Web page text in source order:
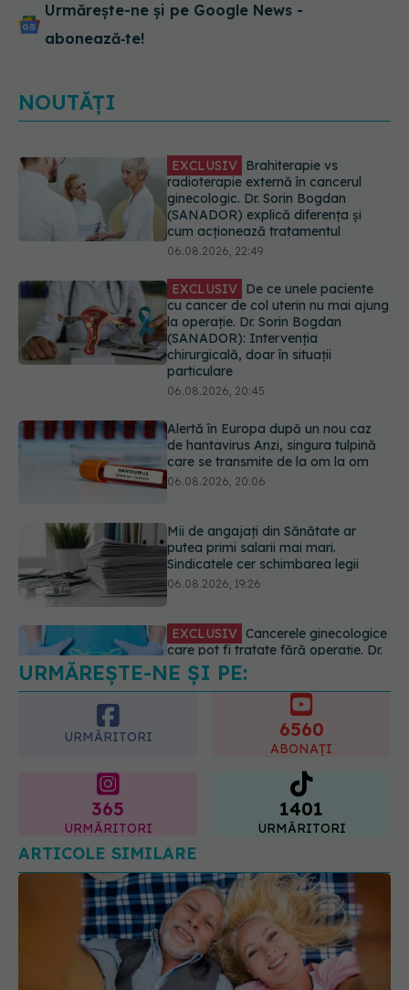
Urmărește-ne și pe Google News -
abonează‑te!
NOUTĂȚI
EXCLUSIV De ce unele paciente
cu cancer de col uterin nu mai ajung
la operație. Dr. Sorin Bogdan
(SANADOR): Intervenția
chirurgicală, doar în situații
particulare
Alertă în Europa după un nou caz
de hantavirus Anzi, singura tulpină
care se transmite de la om la om
06.08.2026, 20:06
putea primi salarii mai mari.
Sindicatele cer schimbarea legii
06.08.2026, 19:26
care pot fi tratate fără operație. Dr.
Sorin Bogdan (SANADOR): Chirurgia
este indicată doar punctual, pentru
anumite categorii de paciente
EXCLUSIV Brahiterapie vs
radioterapie externă în cancerul
ginecologic. Dr. Sorin Bogdan
(SANADOR) explică diferența și
cum acționează tratamentul
URMĂREȘTE-NE ȘI PE:
URMĂRITORI
ABONAȚI
URMĂRITORI
1401
URMĂRITORI
ARTICOLE SIMILARE